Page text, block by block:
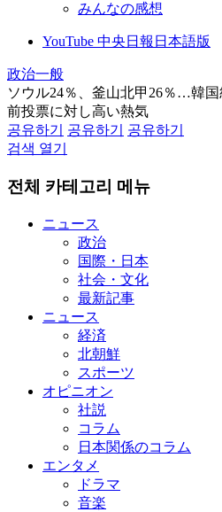
みんなの感想
YouTube 中央日報日本語版
政治一般
ソウル24％、釜山北甲26％…韓
前投票に対し高い熱気
공유하기
공유하기
공유하기
검색 열기
전체 카테고리 메뉴
ニュース
政治
国際・日本
社会・文化
最新記事
ニュース
経済
北朝鮮
スポーツ
オピニオン
社説
コラム
日本関係のコラム
エンタメ
ドラマ
音楽